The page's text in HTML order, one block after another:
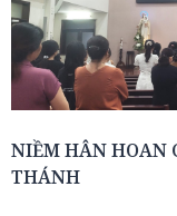
NIỀM HÂN HOAN
THÁNH